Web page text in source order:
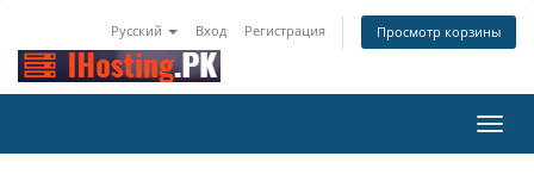
Русский Вход Регистрация Просмотр корзины